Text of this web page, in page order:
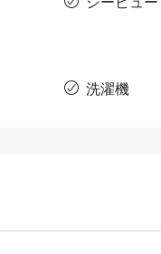
洗濯機